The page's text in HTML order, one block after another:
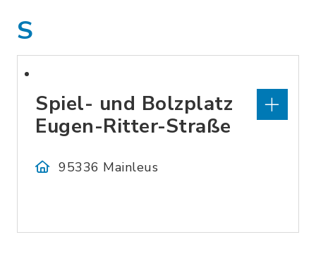
S
Spiel- und Bolzplatz
Eugen-Ritter-Straße
95336 Mainleus